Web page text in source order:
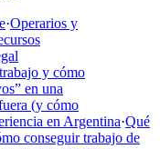
·Operarios y
y cómo
en una
(y cómo
en Argentina·Qué
conseguir trabajo de